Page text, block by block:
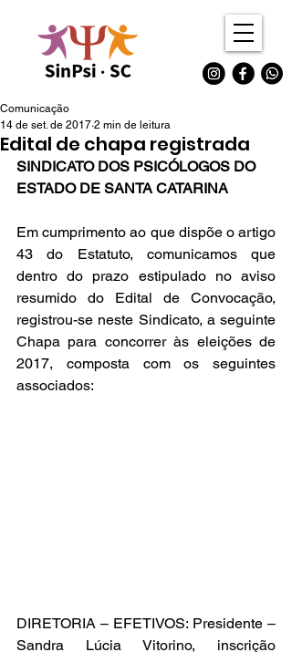
Edital de chapa registrada
Comunicação
14 de set. de 2017 2 min de leitura
SINDICATO DOS PSICÓLOGOS DO
ESTADO DE SANTA CATARINA
Em cumprimento ao que dispõe o artigo
43 do Estatuto, comunicamos que
dentro do prazo estipulado no aviso
resumido do Edital de Convocação,
registrou-se neste Sindicato, a seguinte
Chapa para concorrer às eleições de
2017, composta com os seguintes
associados:
DIRETORIA – EFETIVOS: Presidente –
Sandra Lúcia Vitorino, inscrição